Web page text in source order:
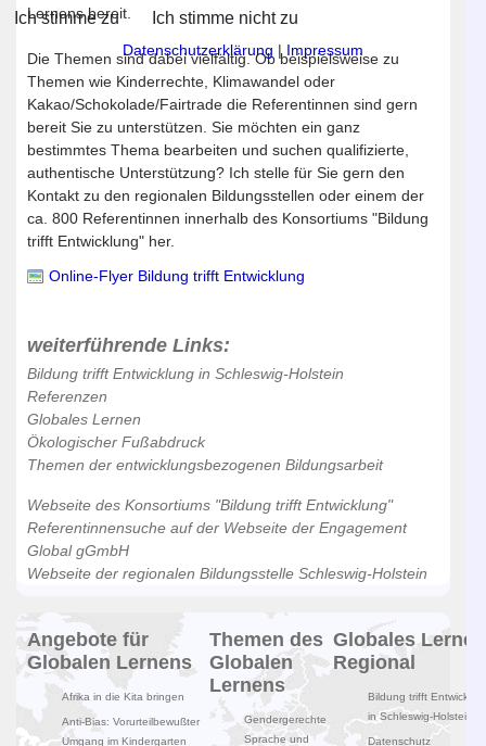
Lernens bereit.
Die Themen sind dabei vielfältig. Ob beispielsweise zu
Themen wie Kinderrechte, Klimawandel oder
Kakao/Schokolade/Fairtrade die Referentinnen sind gern
bereit Sie zu unterstützen. Sie möchten ein ganz
bestimmtes Thema bearbeiten und suchen qualifizierte,
authentische Unterstützung? Ich stelle für Sie gern den
Kontakt zu den regionalen Bildungsstellen oder einem der
ca. 800 Referentinnen innerhalb des Konsortiums "Bildung
trifft Entwicklung" her.
Online-Flyer Bildung trifft Entwicklung
weiterführende Links:
Bildung trifft Entwicklung in Schleswig-Holstein
Referenzen
Globales Lernen
Ökologischer Fußabdruck
Themen der entwicklungsbezogenen Bildungsarbeit
Webseite des Konsortiums "Bildung trifft Entwicklung"
Referentinnensuche auf der Webseite der Engagement
Global gGmbH
Webseite der regionalen Bildungsstelle Schleswig-Holstein
Angebote für
Globalen Lernens
Afrika in die Kita bringen
Anti-Bias: Vorurteilbewußter
Umgang im Kindergarten
Themen des
Globalen
Lernens
Gendergerechte
Sprache und
Globales Lernen
Regional
Bildung trifft
in Schleswig-Holstein
Datenschutz
Ich stimme zu Ich stimme nicht zu
Datenschutzerklärung | Impressum